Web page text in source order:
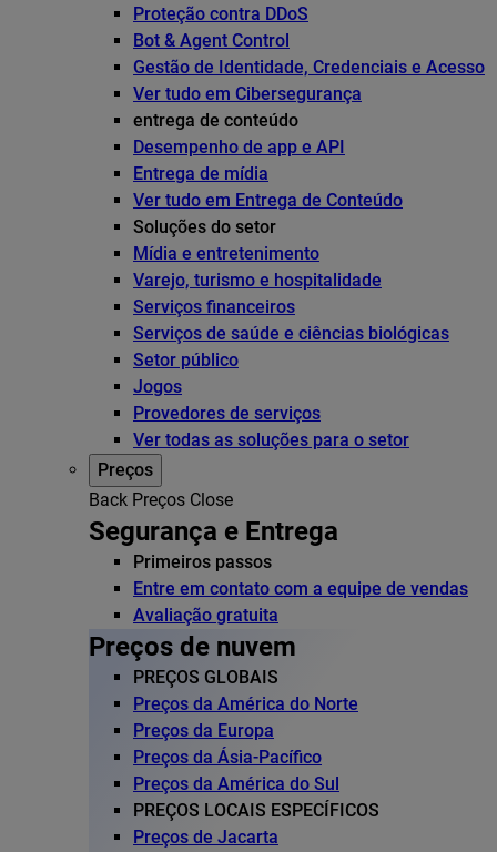
Proteção contra DDoS
Bot & Agent Control
Gestão de Identidade, Credenciais e Acesso
Ver tudo em Cibersegurança
entrega de conteúdo
Desempenho de app e API
Entrega de mídia
Ver tudo em Entrega de Conteúdo
Soluções do setor
Mídia e entretenimento
Varejo, turismo e hospitalidade
Serviços financeiros
Serviços de saúde e ciências biológicas
Setor público
Jogos
Provedores de serviços
Ver todas as soluções para o setor
Preços
Back Preços Close
Segurança e Entrega
Primeiros passos
Entre em contato com a equipe de vendas
Avaliação gratuita
Preços de nuvem
PREÇOS GLOBAIS
Preços da América do Norte
Preços da Europa
Preços da Ásia-Pacífico
Preços da América do Sul
PREÇOS LOCAIS ESPECÍFICOS
Preços de Jacarta